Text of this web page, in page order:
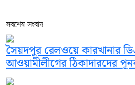
সবশেষ সংবাদ
সৈয়দপুর রেলওয়ে কারখানার
আওয়ামীলীগের ঠিকাদারদের